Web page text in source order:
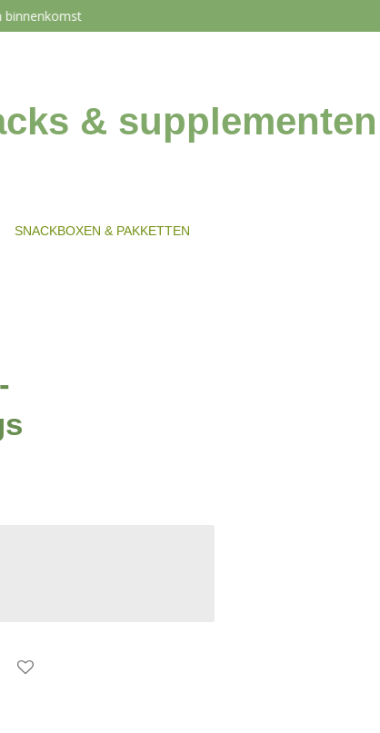
binnenkomst
& supplementen
SNACKBOXEN & PAKKETTEN